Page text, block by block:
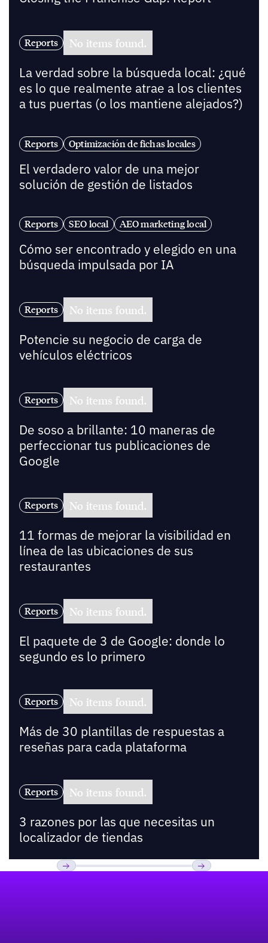
Reports No items found.
La verdad sobre la búsqueda local: ¿qué
es lo que realmente atrae a los clientes
a tus puertas (o los mantiene alejados?)
Reports Optimización de fichas locales
El verdadero valor de una mejor
solución de gestión de listados
Reports SEO local AEO marketing local
Cómo ser encontrado y elegido en una
búsqueda impulsada por IA
Reports No items found.
Potencie su negocio de carga de
vehículos eléctricos
Reports No items found.
De soso a brillante: 10 maneras de
perfeccionar tus publicaciones de
Google
Reports No items found.
11 formas de mejorar la visibilidad en
línea de las ubicaciones de sus
restaurantes
Reports No items found.
El paquete de 3 de Google: donde lo
segundo es lo primero
Reports No items found.
Más de 30 plantillas de respuestas a
reseñas para cada plataforma
Reports No items found.
3 razones por las que necesitas un
localizador de tiendas